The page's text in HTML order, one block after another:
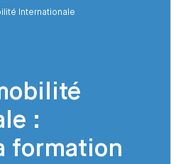
Internationale
:
formation